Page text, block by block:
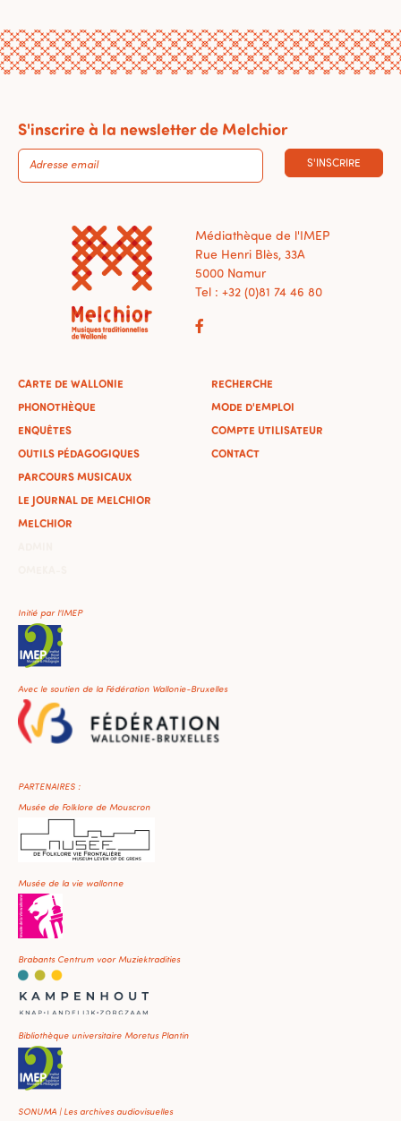
S'inscrire à la newsletter de Melchior
S'INSCRIRE
Médiathèque de l'IMEP
Rue Henri Blès, 33A
5000 Namur
Tel : +32 (0)81 74 46 80
CARTE DE WALLONIE
PHONOTHÈQUE
ENQUÊTES
OUTILS PÉDAGOGIQUES
PARCOURS MUSICAUX
LE JOURNAL DE MELCHIOR
MELCHIOR
RECHERCHE
MODE D'EMPLOI
COMPTE UTILISATEUR
CONTACT
Initié par l'IMEP
Avec le soutien de la Fédération Wallonie-Bruxelles
PARTENAIRES :
Musée de Folklore de Mouscron
Musée de la vie wallonne
Brabants Centrum voor Muziektradities
Bibliothèque universitaire Moretus Plantin
SONUMA | Les archives audiovisuelles